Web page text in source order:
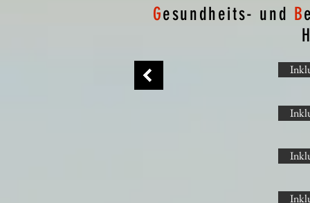
Gesundheits- und B